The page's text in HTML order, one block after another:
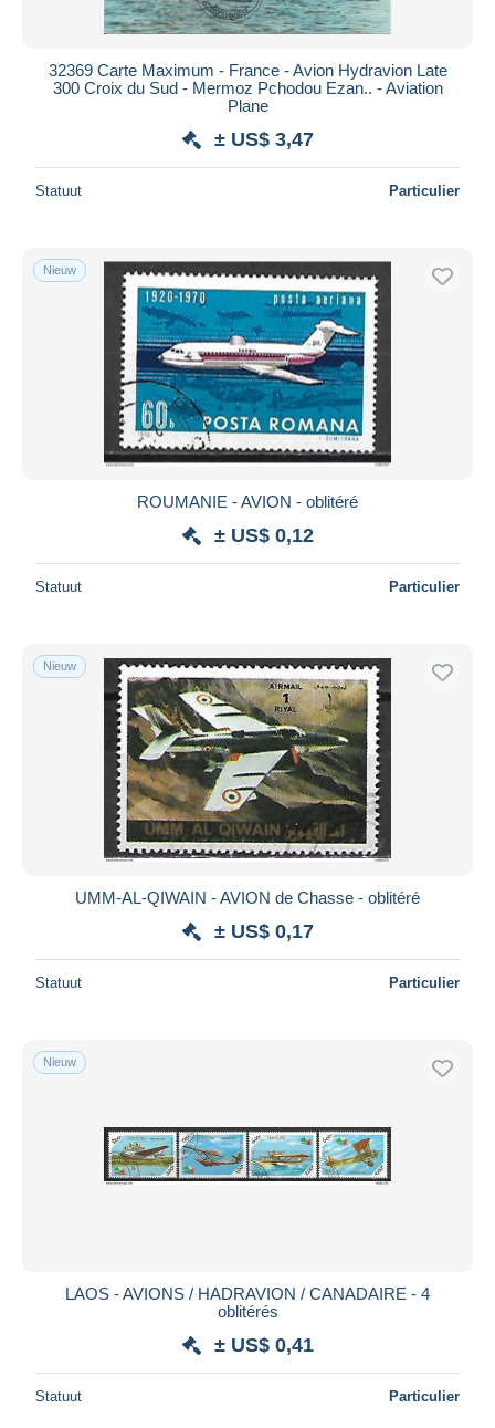
Bancontact
Maestro
Woonplaats van de verkoper
Wereldwijd
Toepassen
32369 Carte Maximum - France - Avion Hydravion Late
300 Croix du Sud - Mermoz Pchodou Ezan.. - Aviation
Plane
± US$ 3,47
Statuut Particulier
Nieuw
ROUMANIE - AVION - oblitéré
± US$ 0,12
Statuut Particulier
Nieuw
UMM-AL-QIWAIN - AVION de Chasse - oblitéré
± US$ 0,17
Statuut Particulier
Nieuw
LAOS - AVIONS / HADRAVION / CANADAIRE - 4
oblitérés
± US$ 0,41
Statuut Particulier